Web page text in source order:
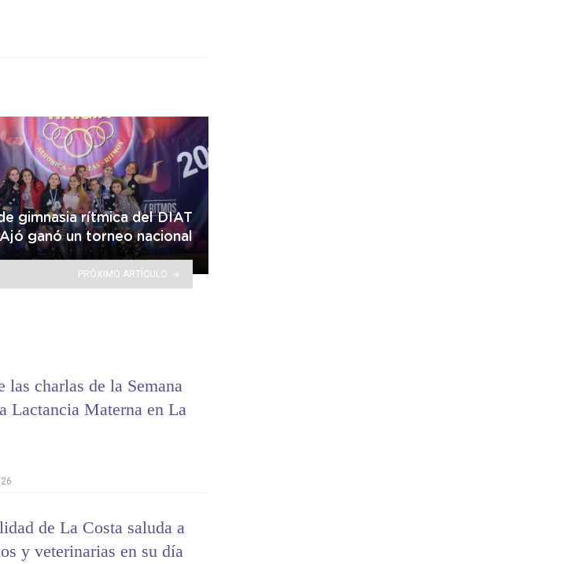
gimnasia rítmica del DIAT
ganó un torneo nacional
PRÓXIMO ARTÍCULO
charlas de la Semana
Lactancia Materna en La
de La Costa saluda a
y veterinarias en su día